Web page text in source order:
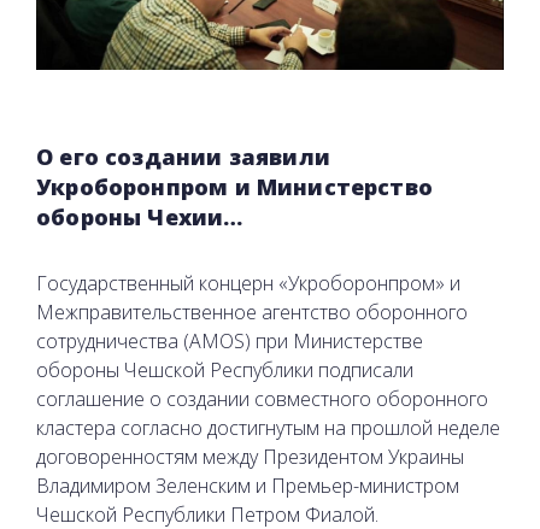
О его создании заявили
Укроборонпром и Министерство
обороны Чехии…
Государственный концерн «Укроборонпром» и
Межправительственное агентство оборонного
сотрудничества (AMOS) при Министерстве
обороны Чешской Республики подписали
соглашение о создании совместного оборонного
кластера согласно достигнутым на прошлой неделе
договоренностям между Президентом Украины
Владимиром Зеленским и Премьер-министром
Чешской Республики Петром Фиалой.